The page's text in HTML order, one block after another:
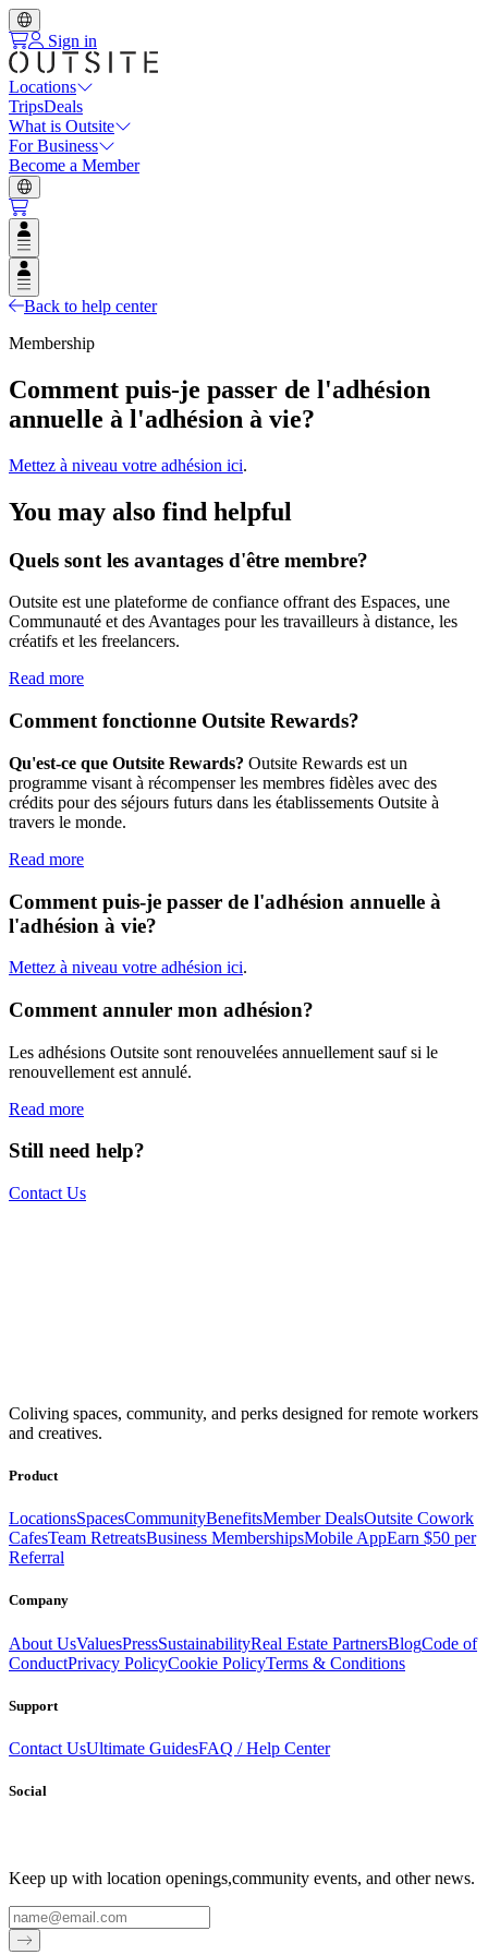
Sign in
Locations
TripsDeals
What is Outsite
For Business
Become a Member
Open user menu
Open user menu
Back to help center
Membership
Comment puis-je passer de l'adhésion
annuelle à l'adhésion à vie?
Mettez à niveau votre adhésion ici.
You may also find helpful
Quels sont les avantages d'être membre?
Outsite est une plateforme de confiance offrant des Espaces, une
Communauté et des Avantages pour les travailleurs à distance, les
créatifs et les freelancers.
Read more
Comment fonctionne Outsite Rewards?
Qu'est-ce que Outsite Rewards? Outsite Rewards est un
programme visant à récompenser les membres fidèles avec des
crédits pour des séjours futurs dans les établissements Outsite à
travers le monde.
Read more
Comment puis-je passer de l'adhésion annuelle à
l'adhésion à vie?
Mettez à niveau votre adhésion ici.
Comment annuler mon adhésion?
Les adhésions Outsite sont renouvelées annuellement sauf si le
renouvellement est annulé.
Read more
Still need help?
Contact Us
equipped with everything you need to be comfortable and
productive.
Coliving spaces, community, and perks designed for remote workers
and creatives.
Product
LocationsSpacesCommunityBenefitsMember DealsOutsite Cowork
CafesTeam RetreatsBusiness MembershipsMobile AppEarn $50 per
Referral
Company
About UsValuesPressSustainabilityReal Estate PartnersBlogCode of
ConductPrivacy PolicyCookie PolicyTerms & Conditions
Support
Contact UsUltimate GuidesFAQ / Help Center
Social
Keep up with location openings,community events, and other news.
Email